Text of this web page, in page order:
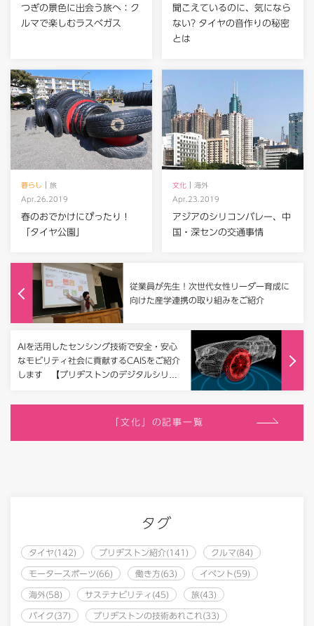
つぎの景色に出会う旅へ：ク
ルマで楽しむラスベガス
聞こえているのに、気になら
ない? タイヤの音作りの秘密
とは
春のおでかけにぴったり！
「タイヤ公園」
暮らし
旅
Apr.26.2019
アジアのシリコンバレー、中
国・深センの交通事情
文化
海外
Apr.23.2019
従業員が先生！次世代女性リーダー育成に
向けた産学連携の取り組みをご紹介
AIを活用したセンシング技術で安全・安心
なモビリティ社会に貢献するCAISをご紹介
します 【ブリヂストンのデジタルシリー
「文化」の記事一覧
タグ
タイヤ(142) ブリヂストン紹介(141) クルマ(84)
モータースポーツ(66) 働き方(63) イベント(59)
海外(58) サステナビリティ(45) 旅(43)
バイク(37) ブリヂストンの技術あれこれ(33)